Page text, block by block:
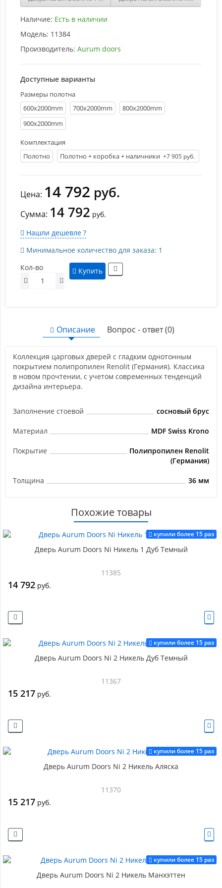
Наличие: Есть в наличии
Модель: 11384
Производитель: Aurum doors
Доступные варианты
Размеры полотна
600х2000mm
700х2000mm
800х2000mm
900х2000mm
Комплектация
Полотно
Полотно + коробка + наличники +7 905 руб.
Цена: 14 792 руб.
Сумма: 14 792 руб.
Нашли дешевле ?
Минимальное количество для заказа: 1
Кол-во
Купить
Описание Вопрос - ответ (0)
Коллекция царговых дверей с гладким однотонным
покрытием полипропилен Renolit (Германия). Классика
в новом прочтении, с учетом современных тенденций
дизайна интерьера.
Заполнение стоевой сосновый брус
Материал MDF Swiss Krono
Покрытие
Полипропилен Renolit
(Германия)
Толщина 36 мм
Похожие товары
купили более 15 раз
Дверь Aurum Doors Ni Никель 1 Дуб Темный
11385
14 792 руб.
купили более 15 раз
Дверь Aurum Doors Ni 2 Никель Дуб Темный
11367
15 217 руб.
купили более 15 раз
Дверь Aurum Doors Ni 2 Никель Аляска
11370
15 217 руб.
купили более 15 раз
Дверь Aurum Doors Ni 2 Никель Манхэттен